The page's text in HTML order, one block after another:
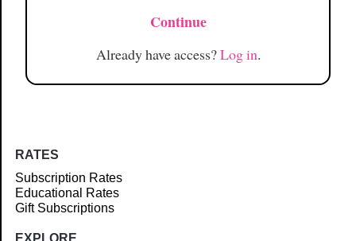
Continue
Already have access?Log in.
RATES
Subscription Rates
Educational Rates
Gift Subscriptions
EXPLORE